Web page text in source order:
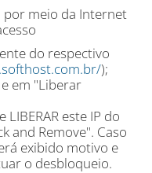
por meio da Internet
do respectivo
);
em "Liberar
este IP do
and Remove". Caso
exibido motivo e
o desbloqueio.